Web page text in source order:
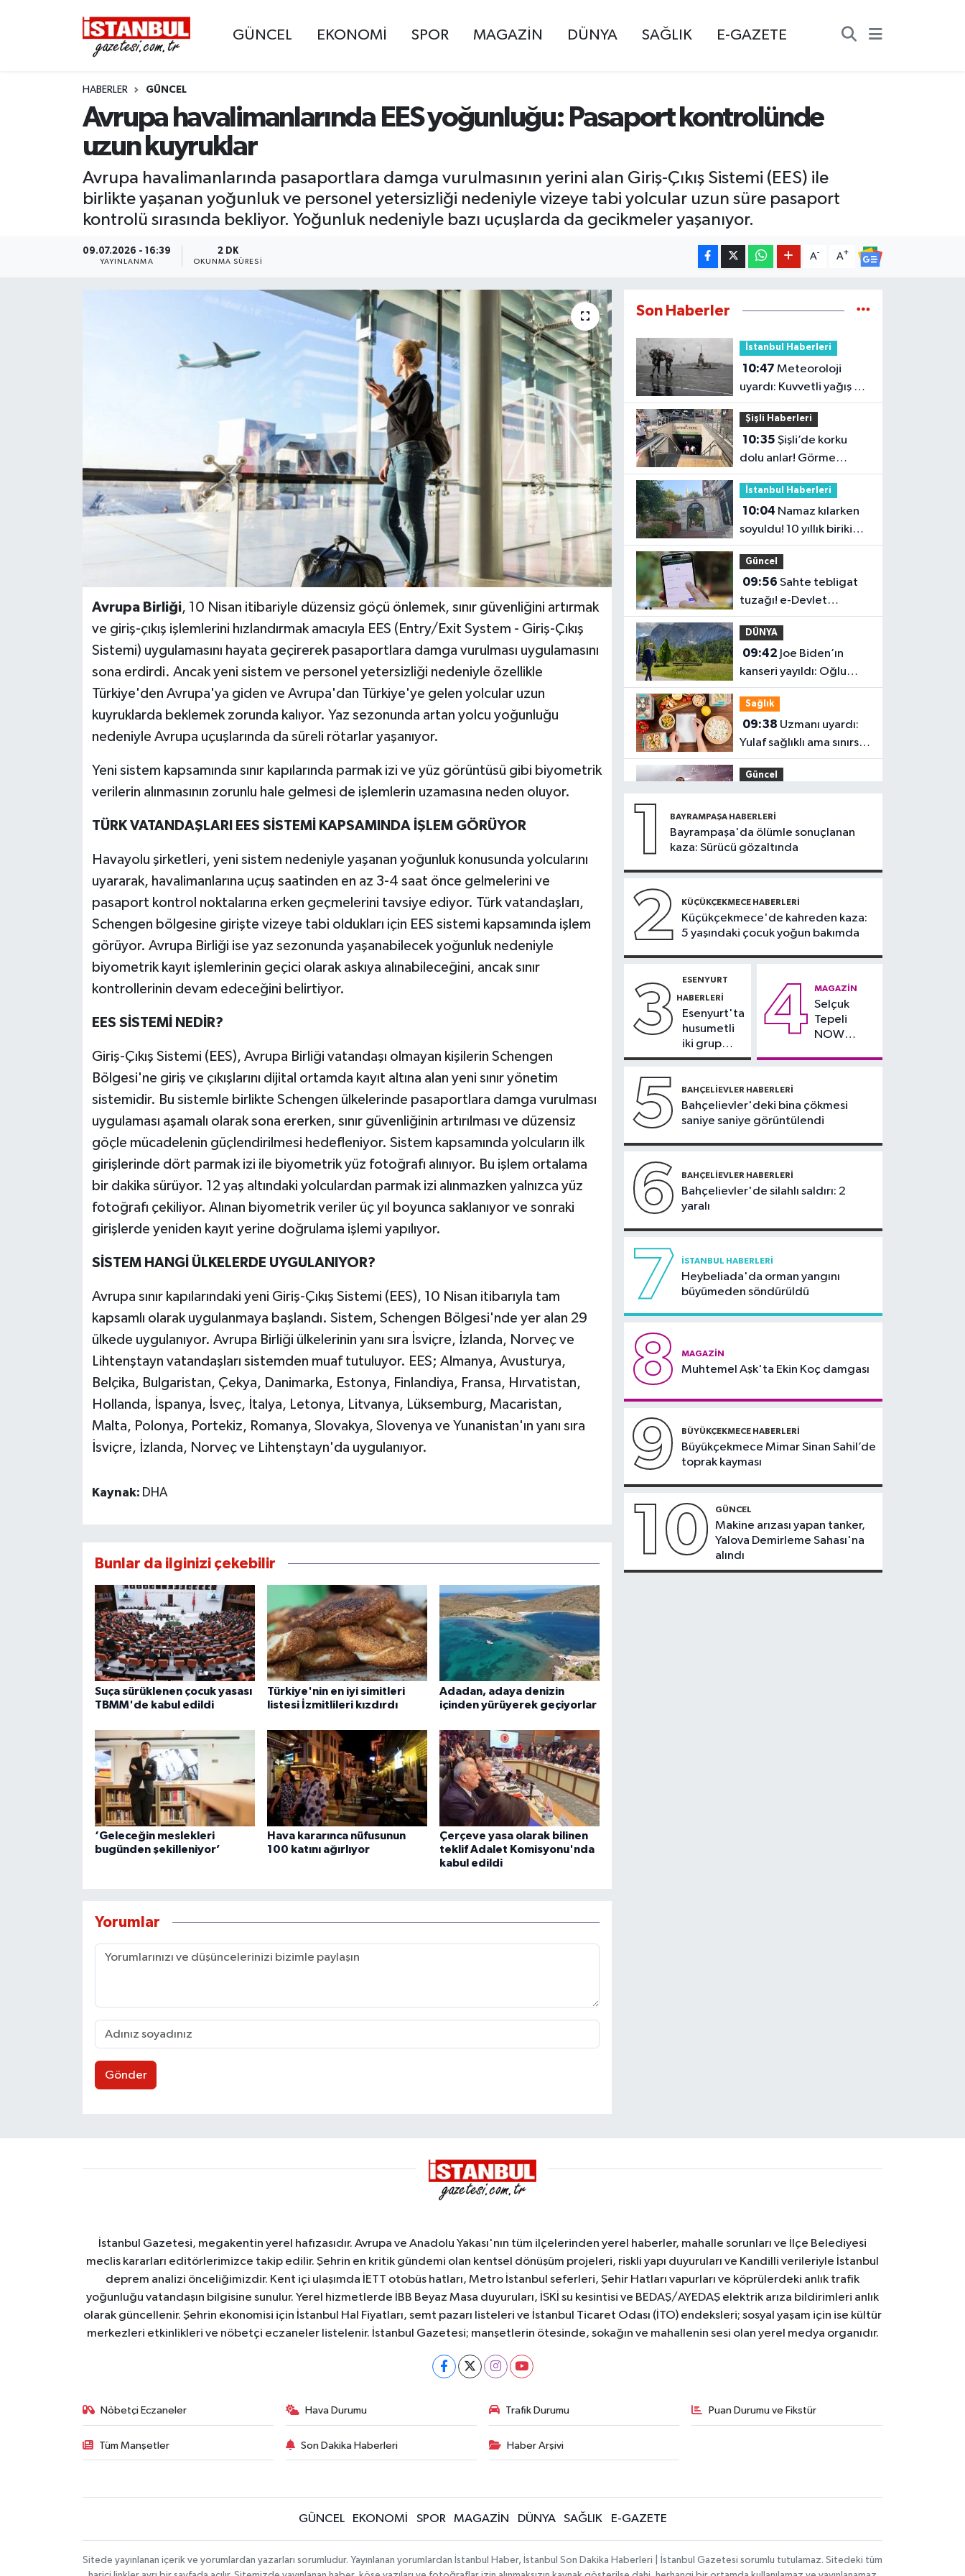
GÜNCEL EKONOMİ SPOR MAGAZİN DÜNYA SAĞLIK E-GAZETE
HABERLER GÜNCEL
Avrupa havalimanlarında EES yoğunluğu: Pasaport kontrolünde
uzun kuyruklar
Avrupa havalimanlarında pasaportlara damga vurulmasının yerini alan Giriş-Çıkış Sistemi (EES) ile
birlikte yaşanan yoğunluk ve personel yetersizliği nedeniyle vizeye tabi yolcular uzun süre pasaport
kontrolü sırasında bekliyor. Yoğunluk nedeniyle bazı uçuşlarda da gecikmeler yaşanıyor.
09.07.2026 - 16:39
YAYINLANMA
2 DK
OKUNMA SÜRESI
A- A+
Avrupa Birliği, 10 Nisan itibariyle düzensiz göçü önlemek, sınır güvenliğini artırmak
ve giriş-çıkış işlemlerini hızlandırmak amacıyla EES (Entry/Exit System - Giriş-Çıkış
Sistemi) uygulamasını hayata geçirerek pasaportlara damga vurulması uygulamasını
sona erdirdi. Ancak yeni sistem ve personel yetersizliği nedeniyle özellikle
Türkiye'den Avrupa'ya giden ve Avrupa'dan Türkiye'ye gelen yolcular uzun
kuyruklarda beklemek zorunda kalıyor. Yaz sezonunda artan yolcu yoğunluğu
nedeniyle Avrupa uçuşlarında da süreli rötarlar yaşanıyor.
Yeni sistem kapsamında sınır kapılarında parmak izi ve yüz görüntüsü gibi biyometrik
verilerin alınmasının zorunlu hale gelmesi de işlemlerin uzamasına neden oluyor.
TÜRK VATANDAŞLARI EES SİSTEMİ KAPSAMINDA İŞLEM GÖRÜYOR
Havayolu şirketleri, yeni sistem nedeniyle yaşanan yoğunluk konusunda yolcularını
uyararak, havalimanlarına uçuş saatinden en az 3-4 saat önce gelmelerini ve
pasaport kontrol noktalarına erken geçmelerini tavsiye ediyor. Türk vatandaşları,
Schengen bölgesine girişte vizeye tabi oldukları için EES sistemi kapsamında işlem
görüyor. Avrupa Birliği ise yaz sezonunda yaşanabilecek yoğunluk nedeniyle
biyometrik kayıt işlemlerinin geçici olarak askıya alınabileceğini, ancak sınır
kontrollerinin devam edeceğini belirtiyor.
EES SİSTEMİ NEDİR?
Giriş-Çıkış Sistemi (EES), Avrupa Birliği vatandaşı olmayan kişilerin Schengen
Bölgesi'ne giriş ve çıkışlarını dijital ortamda kayıt altına alan yeni sınır yönetim
sistemidir. Bu sistemle birlikte Schengen ülkelerinde pasaportlara damga vurulması
uygulaması aşamalı olarak sona ererken, sınır güvenliğinin artırılması ve düzensiz
göçle mücadelenin güçlendirilmesi hedefleniyor. Sistem kapsamında yolcuların ilk
girişlerinde dört parmak izi ile biyometrik yüz fotoğrafı alınıyor. Bu işlem ortalama
bir dakika sürüyor. 12 yaş altındaki yolculardan parmak izi alınmazken yalnızca yüz
fotoğrafı çekiliyor. Alınan biyometrik veriler üç yıl boyunca saklanıyor ve sonraki
girişlerde yeniden kayıt yerine doğrulama işlemi yapılıyor.
SİSTEM HANGİ ÜLKELERDE UYGULANIYOR?
Avrupa sınır kapılarındaki yeni Giriş-Çıkış Sistemi (EES), 10 Nisan itibarıyla tam
kapsamlı olarak uygulanmaya başlandı. Sistem, Schengen Bölgesi'nde yer alan 29
ülkede uygulanıyor. Avrupa Birliği ülkelerinin yanı sıra İsviçre, İzlanda, Norveç ve
Lihtenştayn vatandaşları sistemden muaf tutuluyor. EES; Almanya, Avusturya,
Belçika, Bulgaristan, Çekya, Danimarka, Estonya, Finlandiya, Fransa, Hırvatistan,
Hollanda, İspanya, İsveç, İtalya, Letonya, Litvanya, Lüksemburg, Macaristan,
Malta, Polonya, Portekiz, Romanya, Slovakya, Slovenya ve Yunanistan'ın yanı sıra
İsviçre, İzlanda, Norveç ve Lihtenştayn'da uygulanıyor.
Kaynak: DHA
Bunlar da ilginizi çekebilir
Suça sürüklenen çocuk yasası
TBMM'de kabul edildi
Türkiye'nin en iyi simitleri
listesi İzmitlileri kızdırdı
Adadan, adaya denizin
içinden yürüyerek geçiyorlar
‘Geleceğin meslekleri
bugünden şekilleniyor’
Hava kararınca nüfusunun
100 katını ağırlıyor
Çerçeve yasa olarak bilinen
teklif Adalet Komisyonu'nda
kabul edildi
Yorumlar
Gönder
Son Haberler
İstanbul Haberleri
10:47
uyardı: Kuvvetli yağış ve
fırtına geliyor
Şişli Haberleri
10:35
dolu anlar! Görme
engelli genç metro
raylarına düştü
İstanbul Haberleri
10:04
soyuldu! 10 yıllık birikimi
saniyeler içinde gitti
Güncel
09:56
tuzağı! e-Devlet
bilgilerinizi çaldırmayın
DÜNYA
09:42
kanseri yayıldı: Oğlu
Hunter Biden’dan
açıklama
Sağlık
09:38
Yulaf sağlıklı ama sınırsız
değil
Güncel
Salah heyecanı:
Turizmde hareketlilik
başladı
Sağlık
bölgelerde zehirli
tehlike
Güngören Haberleri
09:17Güngören’de
balkonu çöken 5 katlı
Sultanbeyli Haberleri
09:10Sultanbeyli'de
alışveriş merkezinde
1 BAYRAMPAŞA HABERLERI
Bayrampaşa'da ölümle sonuçlanan
kaza: Sürücü gözaltında
2 KÜÇÜKÇEKMECE HABERLERI
Küçükçekmece'de kahreden kaza:
5 yaşındaki çocuk yoğun bakımda
3 ESENYURT
HABERLERI
Esenyurt'ta
husumetli
iki grup
arasında
kavga
4 MAGAZIN
Selçuk
Tepeli
NOW
5 BAHÇELIEVLER HABERLERI
Bahçelievler'deki bina çökmesi
saniye saniye görüntülendi
6 BAHÇELIEVLER HABERLERI
Bahçelievler'de silahlı saldırı: 2
yaralı
7 İSTANBUL HABERLERI
Heybeliada'da orman yangını
büyümeden söndürüldü
8 MAGAZIN
Muhtemel Aşk'ta Ekin Koç damgası
9 BÜYÜKÇEKMECE HABERLERI
Büyükçekmece Mimar Sinan Sahil’de
toprak kayması
10 GÜNCEL
Makine arızası yapan tanker,
Yalova Demirleme Sahası'na
alındı
İstanbul Gazetesi, megakentin yerel hafızasıdır. Avrupa ve Anadolu Yakası'nın tüm ilçelerinden yerel haberler, mahalle sorunları ve İlçe Belediyesi
meclis kararları editörlerimizce takip edilir. Şehrin en kritik gündemi olan kentsel dönüşüm projeleri, riskli yapı duyuruları ve Kandilli verileriyle İstanbul
deprem analizi önceliğimizdir. Kent içi ulaşımda İETT otobüs hatları, Metro İstanbul seferleri, Şehir Hatları vapurları ve köprülerdeki anlık trafik
yoğunluğu vatandaşın bilgisine sunulur. Yerel hizmetlerde İBB Beyaz Masa duyuruları, İSKİ su kesintisi ve BEDAŞ/AYEDAŞ elektrik arıza bildirimleri anlık
olarak güncellenir. Şehrin ekonomisi için İstanbul Hal Fiyatları, semt pazarı listeleri ve İstanbul Ticaret Odası (İTO) endeksleri; sosyal yaşam için ise kültür
merkezleri etkinlikleri ve nöbetçi eczaneler listelenir. İstanbul Gazetesi; manşetlerin ötesinde, sokağın ve mahallenin sesi olan yerel medya organıdır.
Nöbetçi Eczaneler Hava Durumu Trafik Durumu Puan Durumu ve Fikstür
Tüm Manşetler Son Dakika Haberleri Haber Arşivi
GÜNCEL EKONOMİ SPOR MAGAZİN DÜNYA SAĞLIK E-GAZETE
Sitede yayınlanan içerik ve yorumlardan yazarları sorumludur. Yayınlanan yorumlardan İstanbul Haber, İstanbul Son Dakika Haberleri | İstanbul Gazetesi sorumlu tutulamaz. Sitedeki tüm
EKONOMİ
İSTANBUL
Nöbetçi Eczaneler
Hava Durumu
Trafik Durumu
Süper Lig Puan Durumu ve Fikstür
Tüm Manşetler